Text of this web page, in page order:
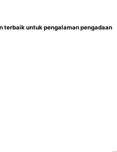
terbaik untuk pengalaman pengadaan